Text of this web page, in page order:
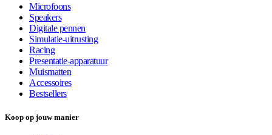
Microfoons
Speakers
Digitale pennen
Simulatie-uitrusting
Racing
Presentatie-apparatuur
Muismatten
Accessoires
Bestsellers
Koop op jouw manier